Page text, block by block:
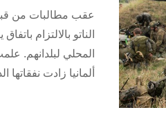
عقب مطالبات من
المحلي لبلدانهم.
ألمانيا زادت